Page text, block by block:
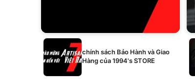
chính sách Bảo Hành và Giao
Hàng của 1994's STORE